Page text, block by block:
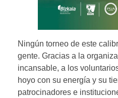
Ningún torneo de este
gente. Gracias a la
incansable, a los
hoyo con su energía y su
patrocinadores e